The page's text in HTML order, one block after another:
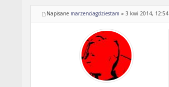
Napisane marzenciagdziestam » 3 kwi 2014, 12:54